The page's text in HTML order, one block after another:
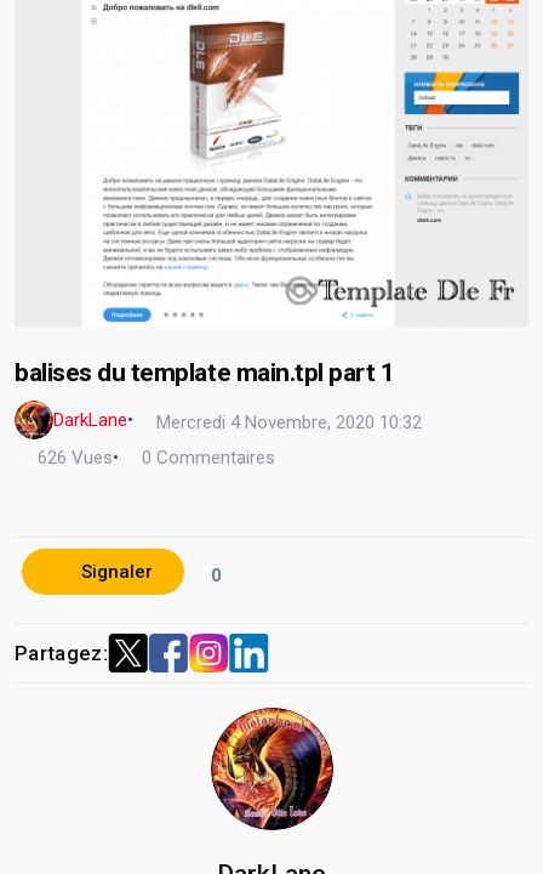
balises du template main.tpl part 1
DarkLane•
Mercredi 4 Novembre, 2020 10:32
626 Vues• 0 Commentaires
Signaler 0
Partagez: